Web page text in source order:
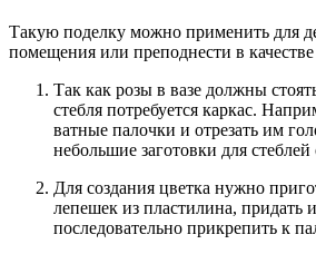
Такую поделку можно применить для
помещения или преподнести в качестве
Так как розы в вазе должны
стебля потребуется каркас.
ватные палочки и отрезать им
небольшие заготовки для
Для создания цветка нужно
лепешек из пластилина, придать
последовательно прикрепить к